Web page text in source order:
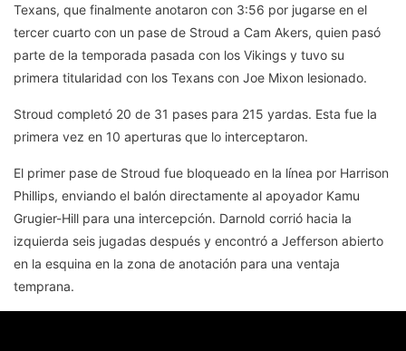
Texans, que finalmente anotaron con 3:56 por jugarse en el
tercer cuarto con un pase de Stroud a Cam Akers, quien pasó
parte de la temporada pasada con los Vikings y tuvo su
primera titularidad con los Texans con Joe Mixon lesionado.
Stroud completó 20 de 31 pases para 215 yardas. Esta fue la
primera vez en 10 aperturas que lo interceptaron.
El primer pase de Stroud fue bloqueado en la línea por Harrison
Phillips, enviando el balón directamente al apoyador Kamu
Grugier-Hill para una intercepción. Darnold corrió hacia la
izquierda seis jugadas después y encontró a Jefferson abierto
en la esquina en la zona de anotación para una ventaja
temprana.